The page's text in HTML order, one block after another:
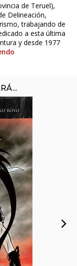
de Teruel),
Delineación,
trabajando de
a esta última
y desde 1977